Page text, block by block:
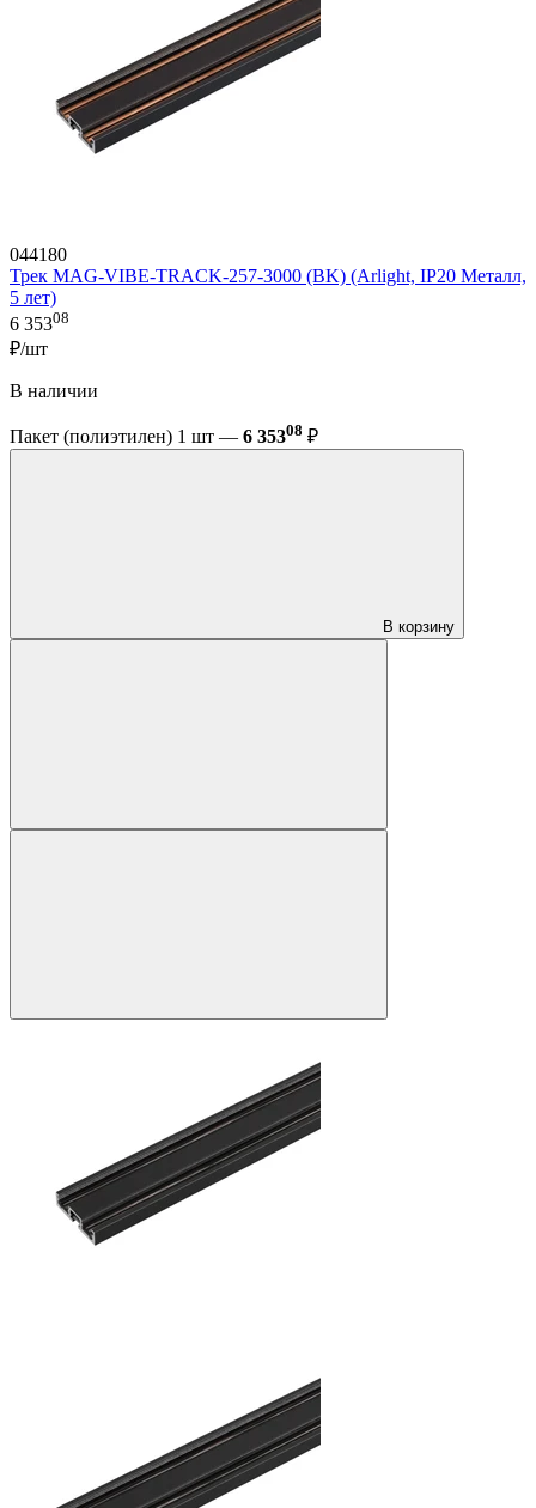
044180
Трек MAG-VIBE-TRACK-257-3000 (BK) (Arlight, IP20 Металл,
5 лет)
6 35308
₽/шт
В наличии
Пакет (полиэтилен) 1 шт — 6 35308 ₽
В корзину